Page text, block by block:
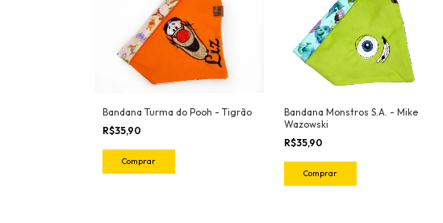
Bandana Turma do Pooh - Tigrão
R$35,90
Comprar
Bandana Monstros S.A. - Mike
Wazowski
R$35,90
Comprar